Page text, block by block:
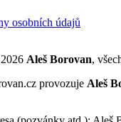
osobních údajů
Aleš Borovan,
provozuje Aleš